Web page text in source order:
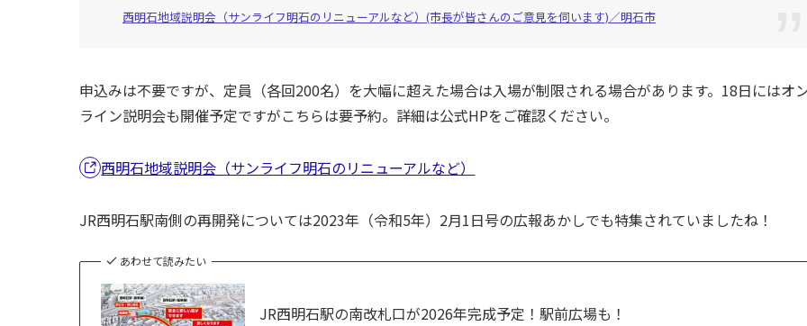
西明石地域説明会（サンライフ明石のリニューアルなど）(市長が皆さんのご意見を伺います)／明石市
申込みは不要ですが、定員（各回200名）を大幅に超えた場合は入場が制限される場合があります。18日にはオ
ライン説明会も開催予定ですがこちらは要予約。詳細は公式HPをご確認ください。
西明石地域説明会（サンライフ明石のリニューアルなど）
JR西明石駅南側の再開発については2023年（令和5年）2月1日号の広報あかしでも特集されていましたね！
あわせて読みたい
JR西明石駅の南改札口が2026年完成予定！駅前広場も！